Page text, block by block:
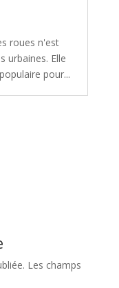
roues n'est
urbaines. Elle
pour...
Les champs